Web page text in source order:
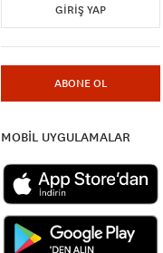
GIRIŞ YAP
ABONE OL
MOBİL UYGULAMALAR